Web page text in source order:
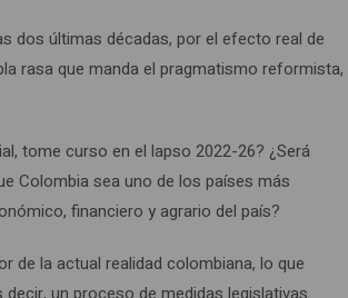
dos últimas décadas, por el efecto real de
rasa que manda el pragmatismo reformista,
tome curso en el lapso 2022-26? ¿Será
Colombia sea uno de los países más
financiero y agrario del país?
de la actual realidad colombiana, lo que